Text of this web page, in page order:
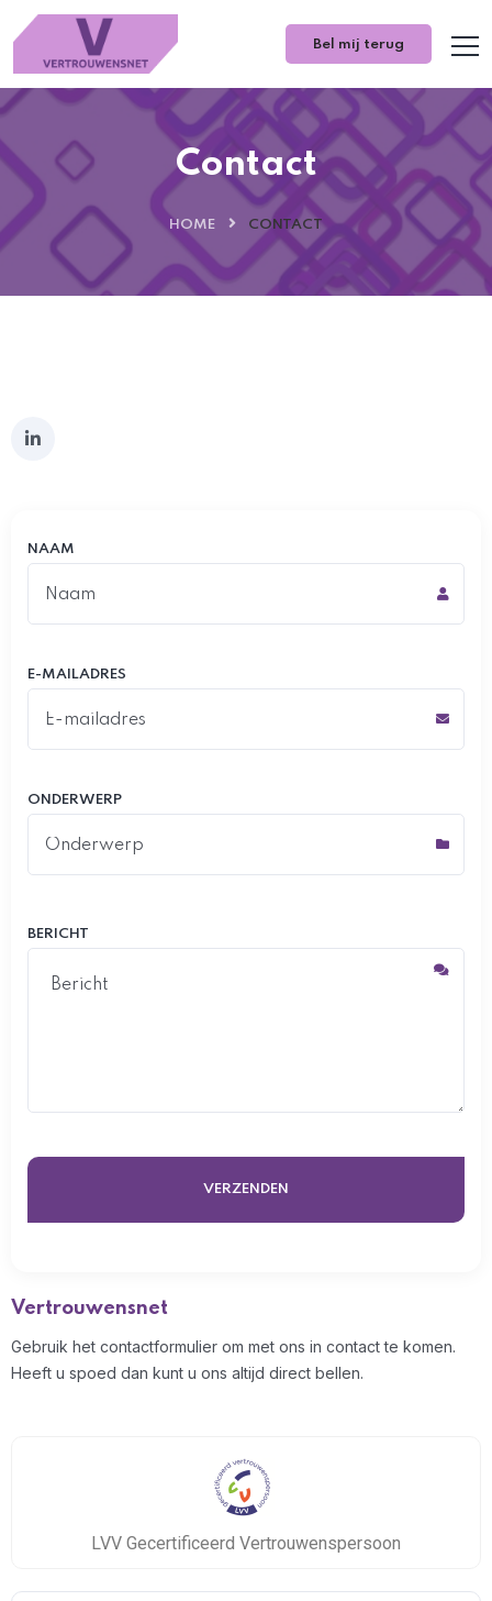
Bel mij terug
Contact
HOME CONTACT
NAAM
E-MAILADRES
ONDERWERP
BERICHT
Vertrouwensnet
Gebruik het contactformulier om met ons in contact te komen.
Heeft u spoed dan kunt u ons altijd direct bellen.
LVV Gecertificeerd Vertrouwenspersoon